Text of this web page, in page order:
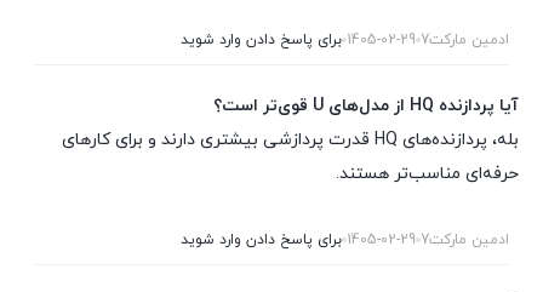
ادمین مارکت7 1405-02-29 برای پاسخ دادن وارد شوید
آیا پردازنده HQ از مدل‌های U قوی‌تر است؟
بله، پردازنده‌های HQ قدرت پردازشی بیشتری دارند و برای کارهای
حرفه‌ای مناسب‌تر هستند.
ادمین مارکت7 1405-02-29 برای پاسخ دادن وارد شوید